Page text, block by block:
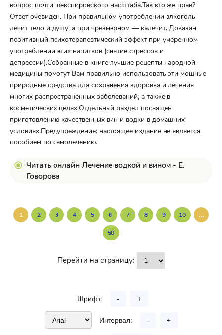
вопрос почти шекспировского масштаба.Так кто же прав?
Ответ очевиден. При правильном употреблении алкоголь
лечит тело и душу, а при чрезмерном — калечит. Доказан
позитивный психотерапевтический эффект при умеренном
употреблении этих напитков (снятие стрессов и
депрессии).Собранные в книге лучшие рецепты народной
медицины помогут Вам правильно использовать эти мощные
природные средства для сохранения здоровья и лечения
многих распространенных заболеваний, а также в
косметических целях.Отдельный раздел посвящен
приготовлению качественных вин и водки в домашних
условиях.Предупреждение: настоящее издание не является
пособием по самолечению.
Читать онлайн Лечение водкой и вином - Е.
Говорова
1 2 3 4 5 6 7 8 9 10 ...
50
Перейти на страницу:
Шрифт: - +
Интервал: - +